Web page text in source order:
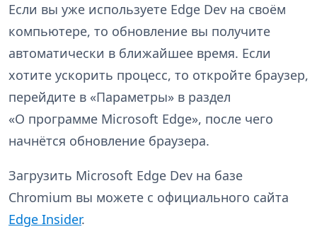
Если вы уже используете Edge Dev на своём
компьютере, то обновление вы получите
автоматически в ближайшее время. Если
хотите ускорить процесс, то откройте браузер,
перейдите в «Параметры» в раздел
«О программе Microsoft Edge», после чего
начнётся обновление браузера.
Загрузить Microsoft Edge Dev на базе
Chromium вы можете с официального сайта
Edge Insider.